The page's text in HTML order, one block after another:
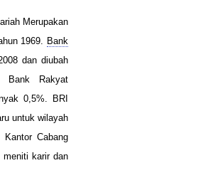
Merupakan
1969. Bank
dan diubah
Bank Rakyat
0,5%. BRI
untuk wilayah
Cabang
meniti karir dan